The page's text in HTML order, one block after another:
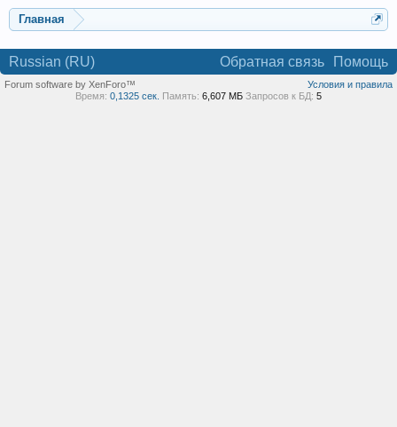
Главная
Russian (RU) Обратная связь Помощь
Условия и правила
Forum software by XenForo™
Время: 0,1325 сек. Память: 6,607 МБ Запросов к БД: 5